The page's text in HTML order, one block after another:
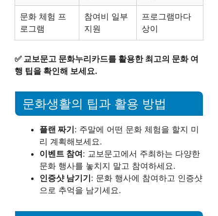
문화 체험 프
로그램
참여비 일부
지원
프로그램마다
상이
✅ 교보문고 문화누리카드를 활용한 최고의 문화 여
행 팁을 확인해 보세요.
문화생활의 팁과 활용 방법
플랜 짜기 : 주말에 어떤 문화 체험을 할지 미
리 계획해보세요.
이벤트 참여 : 교보문고에서 주최하는 다양한
문화 행사를 놓치지 말고 참여하세요.
인증샷 남기기 : 문화 행사에 참여하고 인증샷
으로 추억을 남기세요.